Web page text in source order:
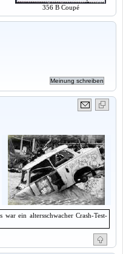
356 B Coupé
ein altersschwacher Crash-Test-